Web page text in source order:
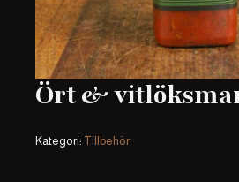
Ört &
Kategori: Tillbehör